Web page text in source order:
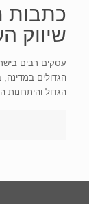
כתבות
שיווק
עסקים רבים
הגדולים במדינה,
הגדול והיתרונות